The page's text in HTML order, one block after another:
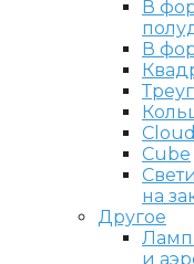
В
В
Cloud
Cube
на
Другое
и